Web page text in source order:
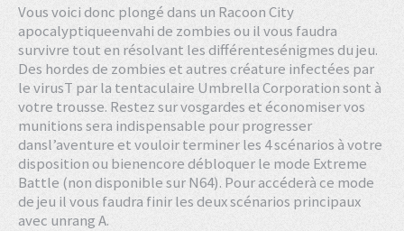
Vous voici donc plongé dans un Racoon City
apocalyptiqueenvahi de zombies ou il vous faudra
survivre tout en résolvant les différentesénigmes du jeu.
Des hordes de zombies et autres créature infectées par
le virusT par la tentaculaire Umbrella Corporation sont à
votre trousse. Restez sur vosgardes et économiser vos
munitions sera indispensable pour progresser
dansl’aventure et vouloir terminer les 4 scénarios à votre
disposition ou bienencore débloquer le mode Extreme
Battle (non disponible sur N64). Pour accéderà ce mode
de jeu il vous faudra finir les deux scénarios principaux
avec unrang A.